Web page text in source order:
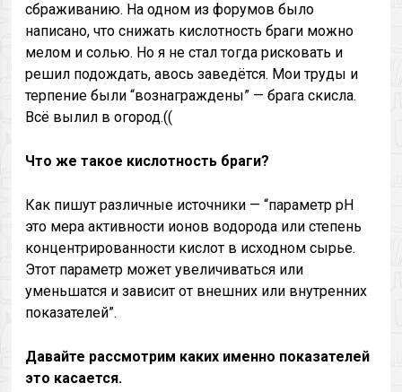
сбраживанию. На одном из форумов было
написано, что снижать кислотность браги можно
мелом и солью. Но я не стал тогда рисковать и
решил подождать, авось заведётся. Мои труды и
терпение были “вознаграждены” — брага скисла.
Всё вылил в огород.((
Что же такое кислотность браги?
Как пишут различные источники — “параметр pH
это мера активности ионов водорода или степень
концентрированности кислот в исходном сырье.
Этот параметр может увеличиваться или
уменьшатся и зависит от внешних или внутренних
показателей”.
Давайте рассмотрим каких именно показателей
это касается.